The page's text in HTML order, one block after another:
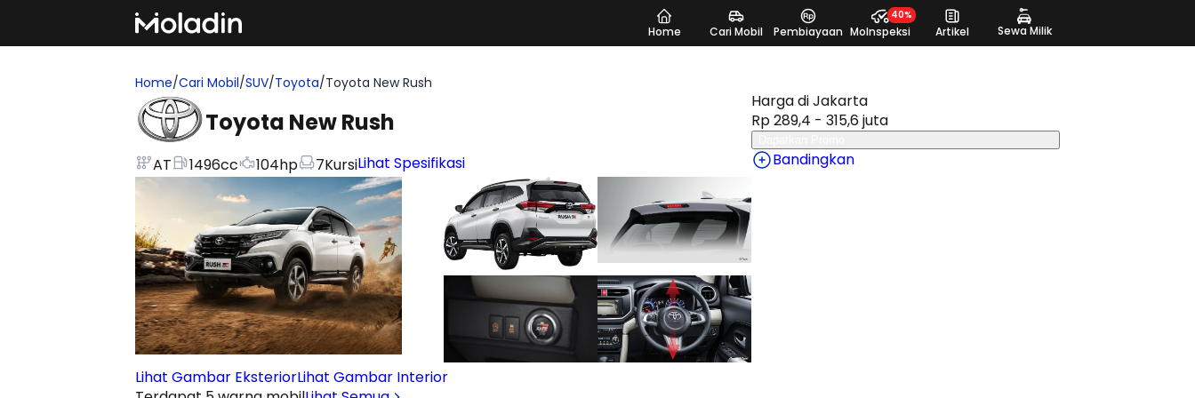
Home Cari Mobil Pembiayaan MoInspeksi
40%
Artikel Sewa Milik
Home/Cari Mobil/SUV/Toyota/Toyota New Rush
Toyota New Rush
AT 1496cc 104hp 7KursiLihat Spesifikasi
Lihat Gambar EksteriorLihat Gambar Interior
Harga di Jakarta
Rp 289,4 - 315,6 juta
Bandingkan